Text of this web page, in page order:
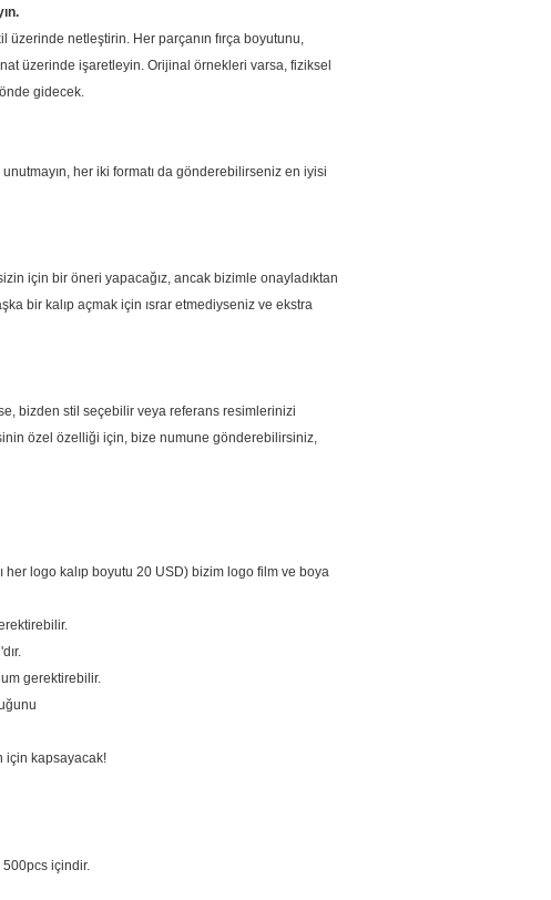
üzerinde netleştirin. Her parçanın fırça boyutunu,
üzerinde işaretleyin. Orijinal örnekleri varsa, fiziksel
gidecek.
her iki formatı da gönderebilirseniz en iyisi
için bir öneri yapacağız, ancak bizimle onayladıktan
bir kalıp açmak için ısrar etmediyseniz ve ekstra
bizden stil seçebilir veya referans resimlerinizi
özel özelliği için, bize numune gönderebilirsiniz,
her logo kalıp boyutu 20 USD) bizim logo film ve boya
gerektirebilir.
için kapsayacak!
500pcs içindir.